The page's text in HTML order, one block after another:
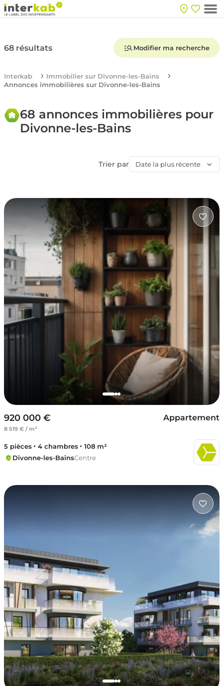
68 résultats Modifier ma recherche
Interkab
Immobilier sur Divonne-les-Bains
Annonces immobilières sur Divonne-les-Bains
68 annonces immobilières pour
Divonne-les-Bains
Trier par Date la plus récente
920 000 €
8 519 € / m²
Appartement
5 pièces 4 chambres
108 m²
Divonne-les-BainsCentre